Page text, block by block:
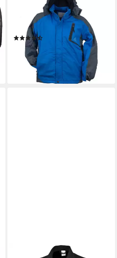
Arbeitsjacke Winterjacke
Arbeitsjacke Herren gefüttert
Kapuze (Y-263-BLUE)
44,15 €
lieferbar - in 2-3 Werktagen bei dir
QUALITEX WORKWEAR